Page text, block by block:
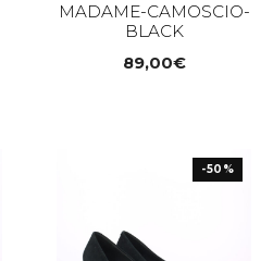
MADAME-CAMOSCIO-
BLACK
89,00€
-50%